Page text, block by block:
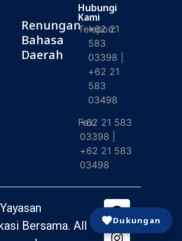
Renungan
Bahasa
Daerah
Hubungi
Kami
Telepon:
+62 21
583
03398 |
+62 21
583
03498
Fax:
+62 21 583
03398 |
+62 21 583
03498
Bersama. All
Dukungan